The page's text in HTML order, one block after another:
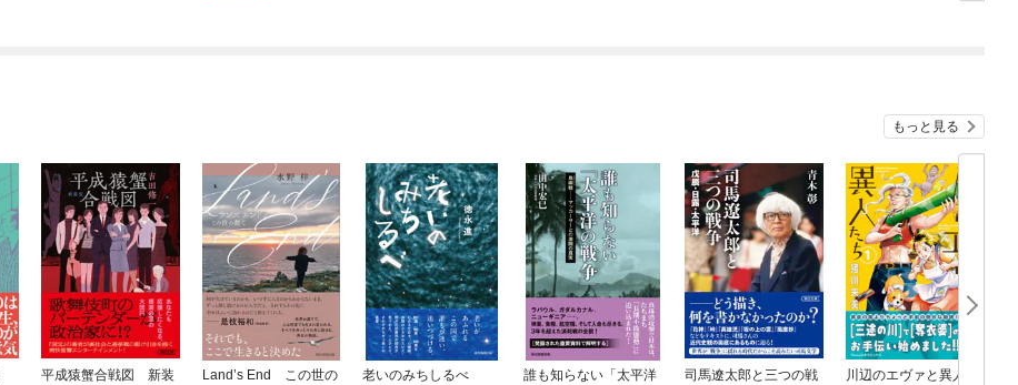
もっと見る
平成猿蟹合戦図 新装
Land’s End この世の
老いのみちしるべ
誰も知らない「太平洋
司馬遼太郎と三つの戦
川辺のエヴァと異人た